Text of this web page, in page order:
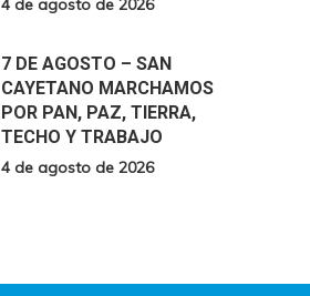
4 de agosto de 2026
7 DE AGOSTO – SAN
CAYETANO MARCHAMOS
POR PAN, PAZ, TIERRA,
TECHO Y TRABAJO
4 de agosto de 2026